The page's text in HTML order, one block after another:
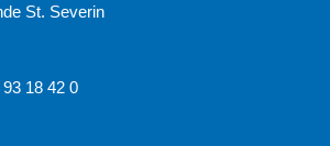
St. Severin
18 42 0